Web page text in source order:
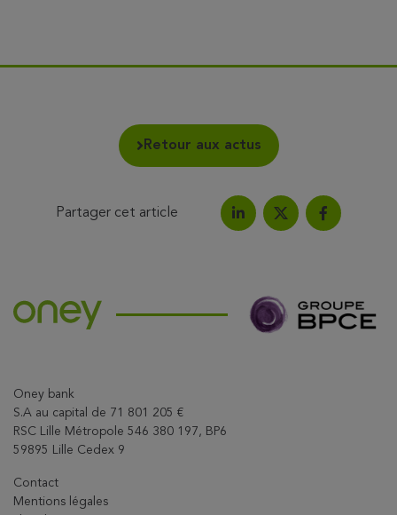
Retour aux actus
Partager cet article
Partagez l'article sur
Partagez l'article
Partagez
Oney bank
S.A au capital de 71 801 205 €
RSC Lille Métropole 546 380 197, BP6
59895 Lille Cedex 9
Contact
Mentions légales